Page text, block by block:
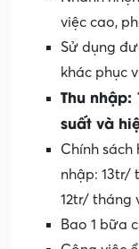
việc cao,
Sử dụng
khác phục
Thu
suất và
Chính
nhập: 13tr/
12tr/ tháng
Bao 1 bữa